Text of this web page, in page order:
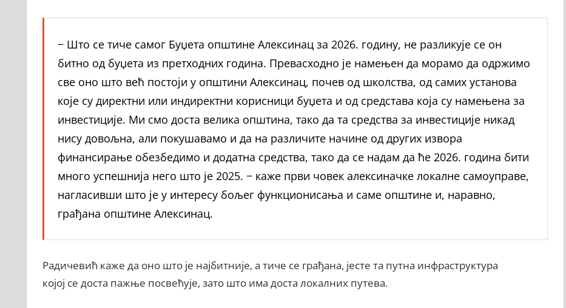
− Што се тиче самог Буџета општине Алексинац за 2026. годину, не разликује се он
битно од буџета из претходних година. Превасходно је намењен да морамо да одржимо
све оно што већ постоји у општини Алексинац, почев од школства, од самих установа
које су директни или индиректни корисници буџета и од средстава која су намењена за
инвестиције. Ми смо доста велика општина, тако да та средства за инвестиције никад
нису довољна, али покушавамо и да на различите начине од других извора
финансирање обезбедимо и додатна средства, тако да се надам да ће 2026. година бити
много успешнија него што је 2025. − каже први човек алексиначке локалне самоуправе,
нагласивши што је у интересу бољег функционисања и саме општине и, наравно,
грађана општине Алексинац.
Радичевић каже да оно што је најбитније, а тиче се грађана, јесте та путна инфраструктура
којој се доста пажње посвећује, зато што има доста локалних путева.